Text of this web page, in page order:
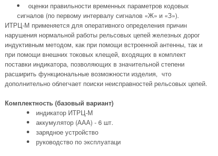
оценки правильности временных параметров кодовых
сигналов (по первому интервалу сигналов «Ж» и «З»).
ИТРЦ-М применяется для оперативного определения причин
нарушения нормальной работы рельсовых цепей железных дорог
индуктивным методом, как при помощи встроенной антенны, так и
при помощи внешних токовых клещей, входящих в комплект
поставки индикатора, позволяющих в значительной степени
расширить функциональные возможности изделия, что
дополнительно облегчает поиски неисправностей рельсовых цепей.
Комплектность (базовый вариант)
индикатор ИТРЦ-М
аккумулятор (ААА) - 6 шт.
зарядное устройство
руководство по эксплуатаци